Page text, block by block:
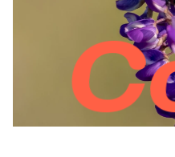
LA
Iniciar